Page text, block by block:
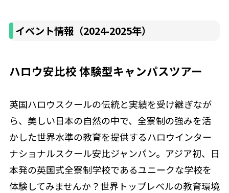
イベント情報（2024-2025年）
ハロウ安比校 体験型キャンパスツアー
英国ハロウスクールの伝統と実績を受け継ぎなが
ら、美しい日本の自然の中で、全寮制の強みを活
かした世界水準の教育を提供するハロウインター
ナショナルスクール安比ジャンパン。アジア初、日
本発の英国式全寮制学校であるユニークな学校を
体験してみませんか？世界トップレベルの教育環境